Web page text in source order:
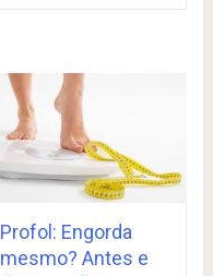
Profol: Engorda
mesmo? Antes e